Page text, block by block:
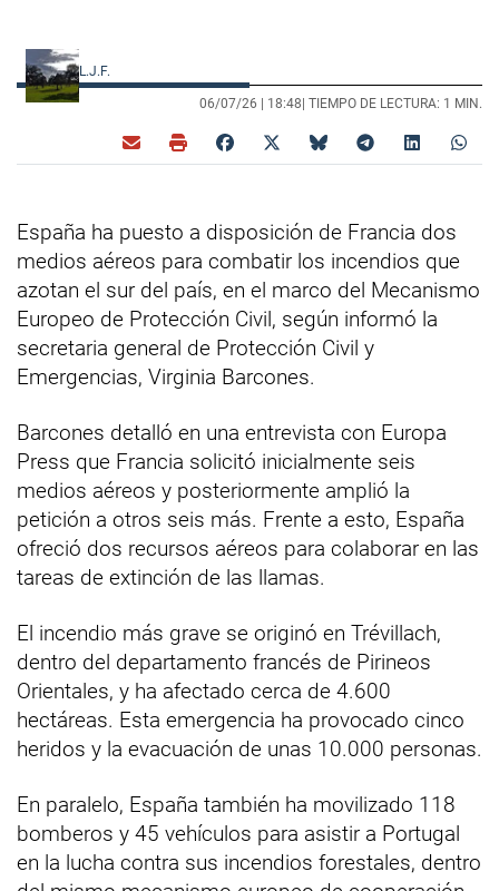
L.J.F.
06/07/26 | 18:48| TIEMPO DE LECTURA: 1 MIN.
España ha puesto a disposición de Francia dos
medios aéreos para combatir los incendios que
azotan el sur del país, en el marco del Mecanismo
Europeo de Protección Civil, según informó la
secretaria general de Protección Civil y
Emergencias, Virginia Barcones.
Barcones detalló en una entrevista con Europa
Press que Francia solicitó inicialmente seis
medios aéreos y posteriormente amplió la
petición a otros seis más. Frente a esto, España
ofreció dos recursos aéreos para colaborar en las
tareas de extinción de las llamas.
El incendio más grave se originó en Trévillach,
dentro del departamento francés de Pirineos
Orientales, y ha afectado cerca de 4.600
hectáreas. Esta emergencia ha provocado cinco
heridos y la evacuación de unas 10.000 personas.
En paralelo, España también ha movilizado 118
bomberos y 45 vehículos para asistir a Portugal
en la lucha contra sus incendios forestales, dentro